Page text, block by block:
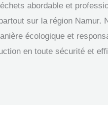
abordable et
sur la région Namur.
écologique et
en toute sécurité et